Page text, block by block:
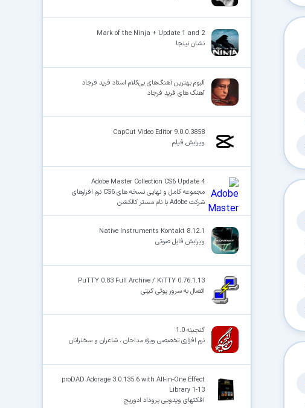
Mark of the Ninja + Update 1 and 2
نشان نینجا
آلبوم بهترین آهنگ‌های بی‌کلام استاد فرید فرجاد
آهنگ های فرید فرجاد
CapCut Video Editor 9.0.0.3858
ویرایش فیلم
Adobe Master Collection CS6 Update 4
مجموعه کامل و نهایی نسخه های CS6 نرم افزارهای
شرکت Adobe با نام مستر کالکشن
Native Instruments Kontakt 8.12.1
ویرایش فایل صوتی
PuTTY 0.83 Full Archive / KiTTY 0.76.1.13
اتصال به سرور پوتی کیتی
گنجینه 1.0
نرم افزاری تخصصی ویژه مداحان ، شاعران و سخنرانان
proDAD Adorage 3.0.135.6 with All-in-One Effect
Library 1-13
افکتهای ویدویی پروداد ادوریج